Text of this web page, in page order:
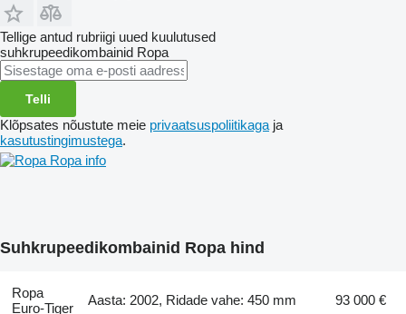
Tellige antud rubriigi uued kuulutused
suhkrupeedikombainid Ropa
Telli
Klõpsates nõustute meie privaatsuspoliitikaga ja
kasutustingimustega.
Ropa info
Suhkrupeedikombainid Ropa hind
Ropa
Euro-Tiger
Aasta: 2002, Ridade vahe: 450 mm 93 000 €